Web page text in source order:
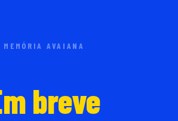
MEMÓRIA AVAIANA
breve